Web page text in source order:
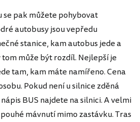
se pak můžete pohybovat
autobusy jsou vepředu
stanice, kam autobus jede a
může být rozdíl. Nejlepší je
tam, kam máte namířeno. Cena
Pokud není u silnice zděná
BUS najdete na silnici. A velmi
mávnutí mimo zastávku. Tras